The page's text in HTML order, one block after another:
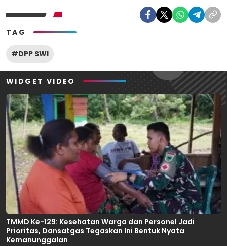
TAG
#DPP SWI
WIDGET VIDEO
TMMD Ke-129: Kesehatan Warga dan Personel Jadi
Prioritas, Dansatgas Tegaskan Ini Bentuk Nyata
Kemanunggalan